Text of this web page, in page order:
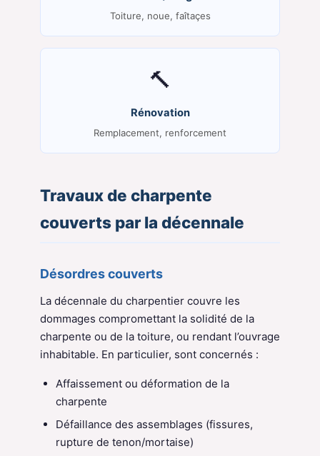
Toiture, noue, faîtaçes
🔨
Rénovation
Remplacement, renforcement
Travaux de charpente
couverts par la décennale
Désordres couverts
La décennale du charpentier couvre les
dommages compromettant la solidité de la
charpente ou de la toiture, ou rendant l’ouvrage
inhabitable. En particulier, sont concernés :
Affaissement ou déformation de la
charpente
Défaillance des assemblages (fissures,
rupture de tenon/mortaise)